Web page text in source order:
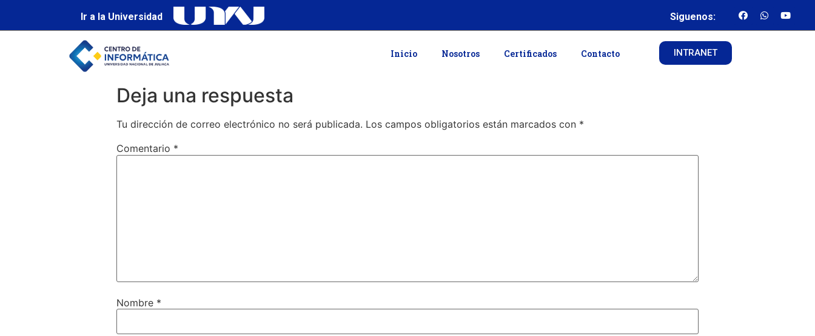
Ir a la Universidad Siguenos:
Inicio Nosotros Certificados Contacto INTRANET
Deja una respuesta
Tu dirección de correo electrónico no será publicada. Los campos obligatorios están marcados con *
Comentario *
Nombre *